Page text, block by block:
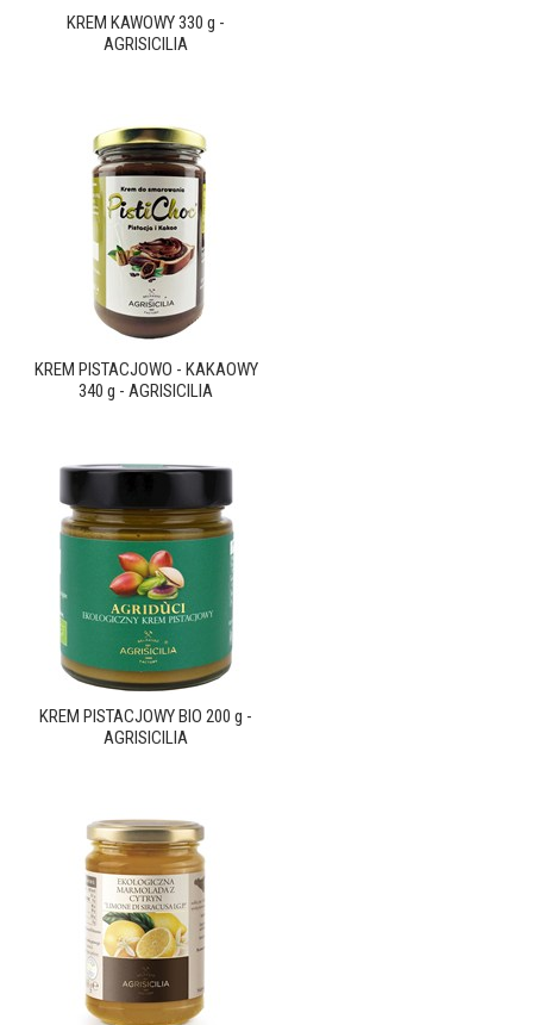
KREM KAWOWY 330 g -
AGRISICILIA
KREM PISTACJOWO - KAKAOWY
340 g - AGRISICILIA
KREM PISTACJOWY BIO 200 g -
AGRISICILIA